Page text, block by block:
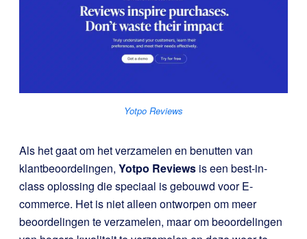
Yotpo Reviews
Als het gaat om het verzamelen en benutten van
klantbeoordelingen, Yotpo Reviews is een best-in-
class oplossing die speciaal is gebouwd voor E-
commerce. Het is niet alleen ontworpen om meer
beoordelingen te verzamelen, maar om beoordelingen